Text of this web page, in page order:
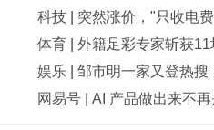
科技
突然涨价，"只收电
体育
外籍足彩专家斩获
娱乐
邹市明一家又登热搜
网易号
AI 产品做出来不